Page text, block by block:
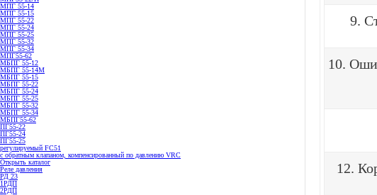
МПГ 55-14
МПГ 55-15
МПГ 55-22
МПГ 55-24
МПГ 55-25
МПГ 55-32
МПГ 55-34
МПГ55-62
МБПГ 55-12
МБПГ 55-14М
МБПГ 55-15
МБПГ 55-22
МБПГ 55-24
МБПГ 55-25
МБПГ 55-32
МБПГ 55-34
МБПГ55-62
ПГ55-22
ПГ55-24
ПГ55-25
регулируемый FC51
с обратным клапаном, компенсированный по давлению VRC
Открыть каталог
Реле давления
РД 23
1РДП
2РДП
9.
10.
12.